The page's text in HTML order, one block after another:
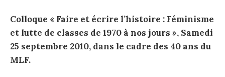
Colloque « Faire et écrire l’histoire : Féminisme
et lutte de classes de 1970 à nos jours », Samedi
25 septembre 2010, dans le cadre des 40 ans du
MLF.